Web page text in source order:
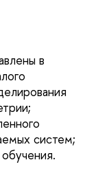
в
систем;